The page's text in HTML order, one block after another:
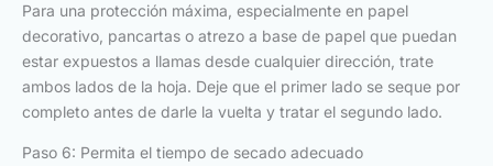
Para una protección máxima, especialmente en papel
decorativo, pancartas o atrezo a base de papel que puedan
estar expuestos a llamas desde cualquier dirección, trate
ambos lados de la hoja. Deje que el primer lado se seque por
completo antes de darle la vuelta y tratar el segundo lado.
Paso 6: Permita el tiempo de secado adecuado